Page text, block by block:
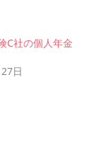
C社の個人年金
日